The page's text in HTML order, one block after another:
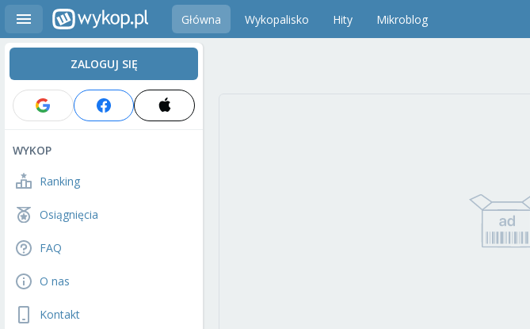
Główna Wykopalisko Hity Mikroblog
ZALOGUJ SIĘ
WYKOP
Ranking
Osiągnięcia
FAQ
O nas
Kontakt